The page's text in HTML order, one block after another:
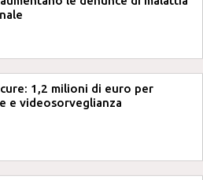
1,2 milioni di euro per
e videosorveglianza